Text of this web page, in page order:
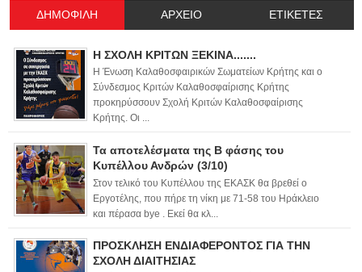
ΔΗΜΟΦΙΛΗ ΑΡΧΕΙΟ ΕΤΙΚΕΤΕΣ
Η ΣΧΟΛΗ ΚΡΙΤΩΝ ΞΕΚΙΝΑ.......
Η Ένωση Καλαθοσφαιρικών Σωματείων Κρήτης και ο
Σύνδεσμος Κριτών Καλαθοσφαίρισης Κρήτης
προκηρύσσουν Σχολή Κριτών Καλαθοσφαίρισης
Κρήτης. Οι ...
Τα αποτελέσματα της Β φάσης του
Κυπέλλου Ανδρών (3/10)
Στον τελικό του Κυπέλλου της ΕΚΑΣΚ θα βρεθεί ο
Εργοτέλης, που πήρε τη νίκη με 71-58 του Ηράκλειο
και πέρασα bye . Εκεί θα κλ...
ΠΡΟΣΚΛΗΣΗ ΕΝΔΙΑΦΕΡΟΝΤΟΣ ΓΙΑ ΤΗΝ
ΣΧΟΛΗ ΔΙΑΙΤΗΣΙΑΣ